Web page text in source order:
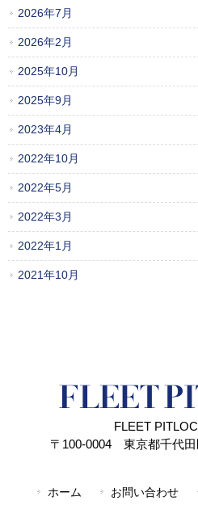
2026年7月
2026年2月
2025年10月
2025年9月
2023年4月
2022年10月
2022年5月
2022年3月
2022年1月
2021年10月
FLEET
〒100-0004 東京都千代
ホーム お問い合わせ